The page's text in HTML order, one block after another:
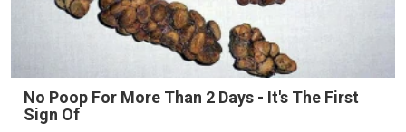
No Poop For More Than 2 Days - It's The First
Sign Of